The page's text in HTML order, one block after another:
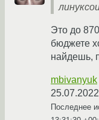
Это до
бюджете
найдешь,
mbivanyuk
Последнее